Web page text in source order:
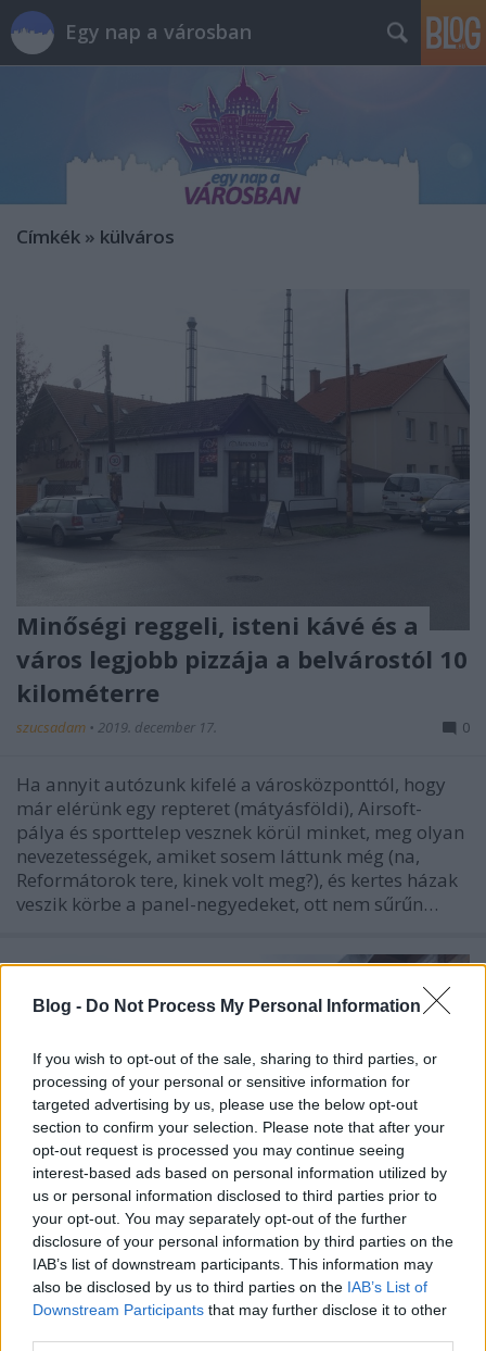
Blog - Do Not Process My Personal Information
If you wish to opt-out of the sale, sharing to third parties, or
processing of your personal or sensitive information for
targeted advertising by us, please use the below opt-out
section to confirm your selection. Please note that after your
opt-out request is processed you may continue seeing
interest-based ads based on personal information utilized by
us or personal information disclosed to third parties prior to
your opt-out. You may separately opt-out of the further
disclosure of your personal information by third parties on the
IAB’s list of downstream participants. This information may
also be disclosed by us to third parties on the IAB’s List of
Downstream Participants that may further disclose it to other
Egy nap a városban
Címkék » külváros
Minőségi reggeli, isteni kávé és a
város legjobb pizzája a belvárostól 10
kilométerre
szucsadam • 2019. december 17. 0
Ha annyit autózunk kifelé a városközponttól, hogy
már elérünk egy repteret (mátyásföldi), Airsoft-
pálya és sporttelep vesznek körül minket, meg olyan
nevezetességek, amiket sosem láttunk még (na,
Reformátorok tere, kinek volt meg?), és kertes házak
veszik körbe a panel-negyedeket, ott nem sűrűn…
Nem hiszed el, melyik piacon lehet jó
pizzát kapni